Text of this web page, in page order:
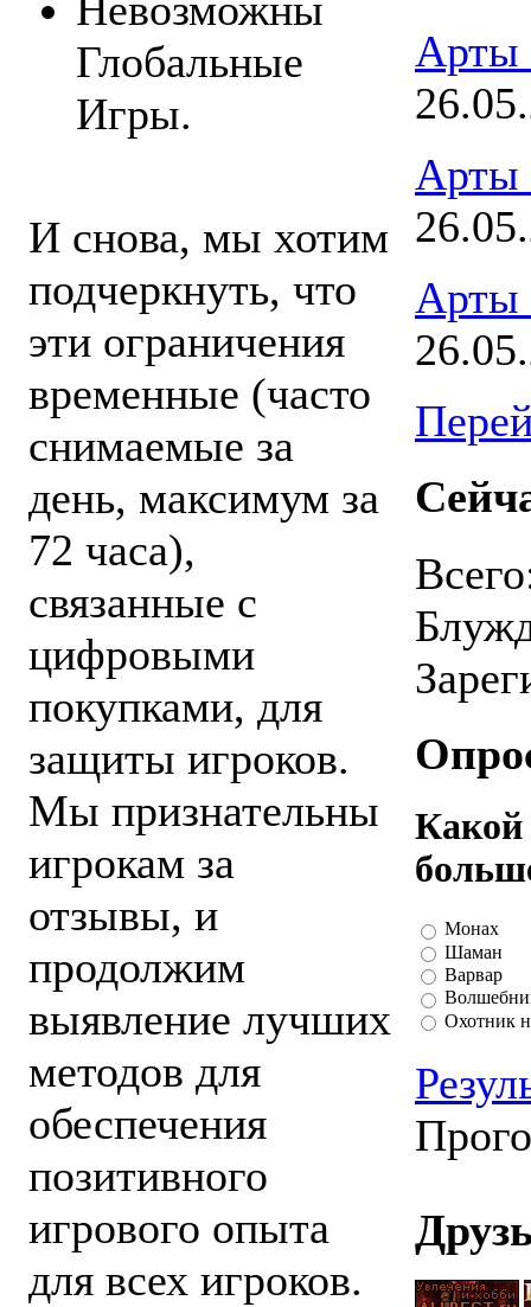
Глобальные
Игры.
И снова, мы хотим
подчеркнуть, что
эти ограничения
временные (часто
снимаемые за
день, максимум за
72 часа),
связанные с
цифровыми
покупками, для
защиты игроков.
Мы признательны
игрокам за
отзывы, и
продолжим
выявление лучших
методов для
обеспечения
позитивного
игрового опыта
для всех игроков.
Арты
Арты
Арты
Какой
Монах
Шаман
Варвар
Охотник